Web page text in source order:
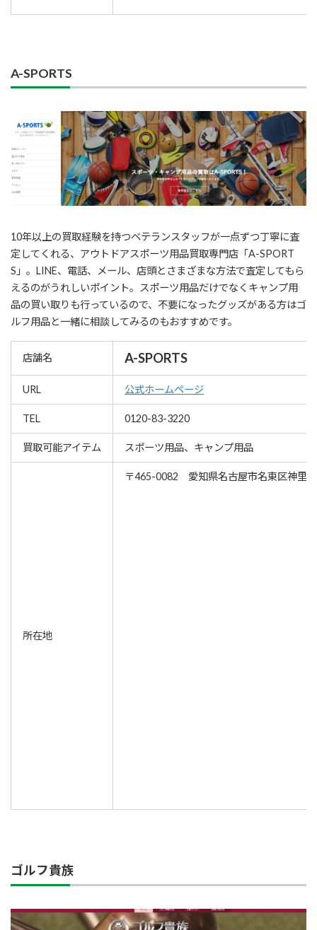
A-SPORTS
10年以上の買取経験を持つベテランスタッフが一点ずつ丁寧に査
定してくれる、アウトドアスポーツ用品買取専門店「A-SPORT
S」。LINE、電話、メール、店頭とさまざまな方法で査定してもら
えるのがうれしいポイント。スポーツ用品だけでなくキャンプ用
品の買い取りも行っているので、不要になったグッズがある方はゴ
ルフ用品と一緒に相談してみるのもおすすめです。
店舗名 A-SPORTS
URL 公式ホームページ
TEL 0120-83-3220
買取可能アイテム スポーツ用品、キャンプ用品
所在地
〒465-0082 愛知県名古屋市名東区神里1
ゴルフ貴族